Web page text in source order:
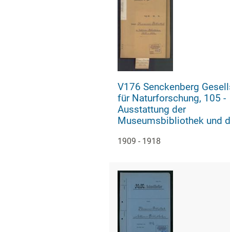
V176 Senckenberg
für Naturforschung, 105 -
Ausstattung der
Museumsbibliothek und
1909 - 1918